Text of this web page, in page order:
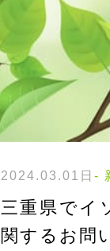
2024.03.01日 -
三重県でイ
関するお問